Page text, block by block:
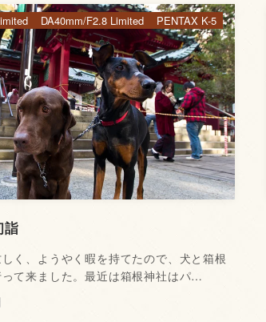
詣
く、ようやく暇を持てたので、犬と箱根
て来ました。最近は箱根神社はパ…
DA40mm/F2.8 Limited PENTAX K-5